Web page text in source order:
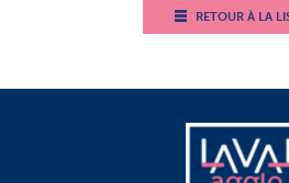
RETOUR À LA